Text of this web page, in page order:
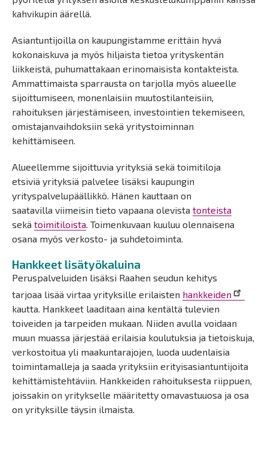
kahvikupin äärellä.
Asiantuntijoilla on kaupungistamme erittäin hyvä
kokonaiskuva ja myös hiljaista tietoa yrityskentän
liikkeistä, puhumattakaan erinomaisista kontakteista.
Ammattimaista sparrausta on tarjolla myös alueelle
sijoittumiseen, monenlaisiin muutostilanteisiin,
rahoituksen järjestämiseen, investointien tekemiseen,
omistajanvaihdoksiin sekä yritystoiminnan
kehittämiseen.
Alueellemme sijoittuvia yrityksiä sekä toimitiloja
etsiviä yrityksiä palvelee lisäksi kaupungin
yrityspalvelupäällikkö. Hänen kauttaan on
saatavilla viimeisin tieto vapaana olevista tonteista
sekä toimitiloista. Toimenkuvaan kuuluu olennaisena
osana myös verkosto- ja suhdetoiminta.
Hankkeet lisätyökaluina
Peruspalveluiden lisäksi Raahen seudun kehitys
tarjoaa lisää virtaa yrityksille erilaisten hankkeiden
kautta. Hankkeet laaditaan aina kentältä tulevien
toiveiden ja tarpeiden mukaan. Niiden avulla voidaan
muun muassa järjestää erilaisia koulutuksia ja tietoiskuja,
verkostoitua yli maakuntarajojen, luoda uudenlaisia
toimintamalleja ja saada yrityksiin erityisasiantuntijoita
kehittämistehtäviin. Hankkeiden rahoituksesta riippuen,
joissakin on yritykselle määritetty omavastuuosa ja osa
on yrityksille täysin ilmaista.